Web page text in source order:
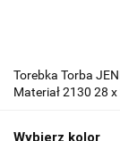
Torebka Torba
Materiał 2130 28
Wybierz kolor